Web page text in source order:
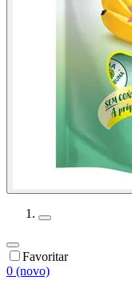
Favoritar
0 (novo)